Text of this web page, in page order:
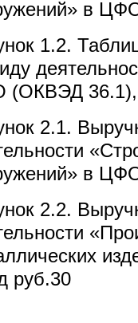
в
1.2.
(ОКВЭД 36.1),
2.1.
в
2.2.
руб.30